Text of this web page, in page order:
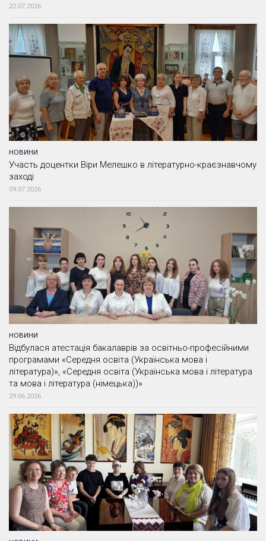
22.07.2026
НОВИНИ
Участь доцентки Віри Мелешко в літературно-краєзнавчому
заході
09.07.2026
НОВИНИ
Відбулася атестація бакалаврів за освітньо-професійними
програмами «Середня освіта (Українська мова і
література)», «Середня освіта (Українська мова і література
та мова і література (німецька))»
29.06.2026